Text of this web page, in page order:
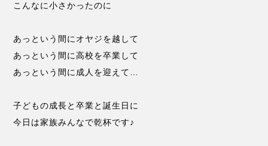
こんなに小さかったのに
あっという間にオヤジを越して
あっという間に高校を卒業して
あっという間に成人を迎えて…
子どもの成長と卒業と誕生日に
今日は家族みんなで乾杯です♪